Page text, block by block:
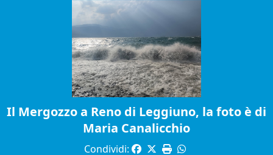
Il Mergozzo a Reno di Leggiuno, la foto è di
Maria Canalicchio
Condividi: